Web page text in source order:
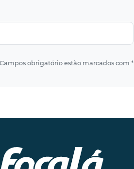
Campos obrigatório estão marcados com *